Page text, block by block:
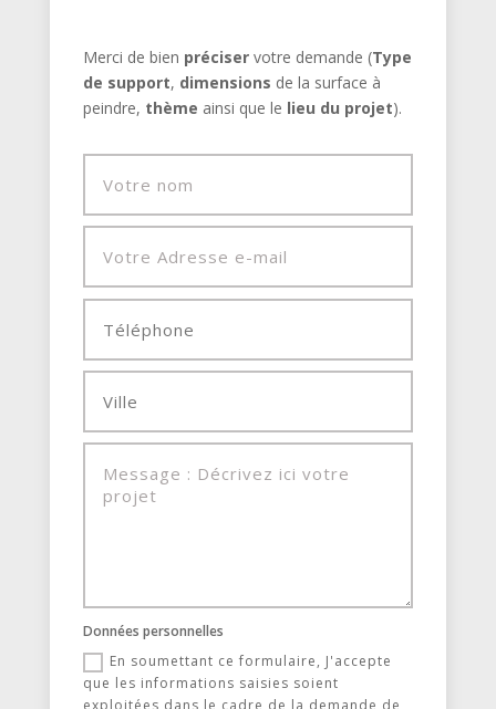
Merci de bien préciservotre demande (Type
de support, dimensions de la surface à
peindre, thème ainsi que le lieu du projet).
Données personnelles
En soumettant ce formulaire, J'accepte
que les informations saisies soient